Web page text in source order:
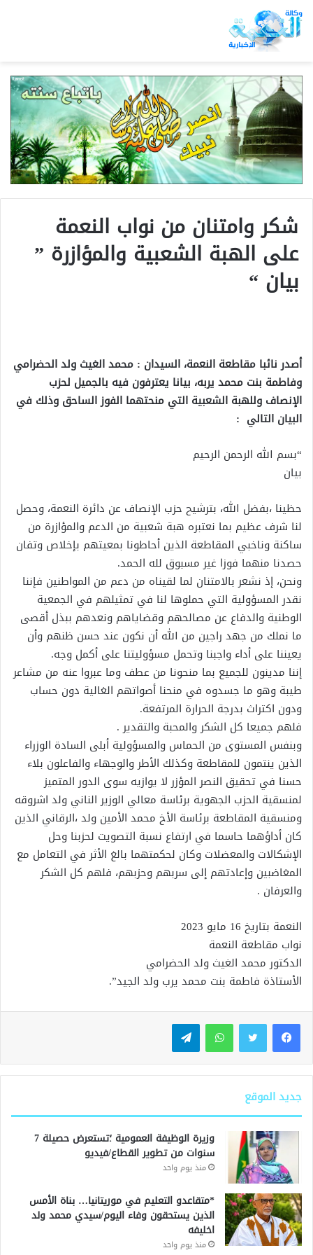
شكر وامتنان من نواب النعمة
على الهبة الشعبية والمؤازرة ”
بيان “
أصدر نائبا مقاطعة النعمة، السيدان : محمد الغيث ولد الحضرامي
وفاطمة بنت محمد يربه، بيانا يعترفون فيه بالجميل لحزب
الإنصاف وللهبة الشعبية التي منحتهما الفوز الساحق وذلك في
البيان التالي :
“بسم الله الرحمن الرحيم
بيان
حظينا ،بفضل الله، بترشيح حزب الإنصاف عن دائرة النعمة، وحصل
لنا شرف عظيم بما نعتبره هبة شعبية من الدعم والمؤازرة من
ساكنة وناخبي المقاطعة الذين أحاطونا بمعيتهم بإخلاص وتفان
حصدنا منهما فوزا غير مسبوق لله الحمد.
ونحن، إذ نشعر بالامتنان لما لقيناه من دعم من المواطنين فإننا
نقدر المسؤولية التي حملوها لنا في تمثيلهم في الجمعية
الوطنية والدفاع عن مصالحهم وقضاياهم ونعدهم ببذل أقصى
ما نملك من جهد راجين من الله أن نكون عند حسن ظنهم وأن
يعيننا على أداء واجبنا وتحمل مسؤوليتنا على أكمل وجه.
إننا مدينون للجميع بما منحونا من عطف وما عبروا عنه من مشاعر
طيبة وهو ما جسدوه في منحنا أصواتهم الغالية دون حساب
ودون اكتراث بدرجة الحرارة المرتفعة.
فلهم جميعا كل الشكر والمحبة والتقدير .
وبنفس المستوى من الحماس والمسؤولية أبلى السادة الوزراء
الذين ينتمون للمقاطعة وكذلك الأطر والوجهاء والفاعلون بلاء
حسنا في تحقيق النصر المؤزر لا يوازيه سوى الدور المتميز
لمنسقية الحزب الجهوية برئاسة معالي الوزير الناني ولد اشروقه
ومنسقية المقاطعة برئاسة الأخ محمد الأمين ولد ،الرقاني الذين
كان أداؤهما حاسما في ارتفاع نسبة التصويت لحزبنا وحل
الإشكالات والمعضلات وكان لحكمتهما بالغ الأثر في التعامل مع
المغاضبين وإعادتهم إلى سربهم وحزبهم، فلهم كل الشكر
والعرفان .
النعمة بتاريخ 16 مايو 2023
نواب مقاطعة النعمة
الدكتور محمد الغيث ولد الحضرامي
الأستاذة فاطمة بنت محمد يرب ولد الجيد”.
واتساب تيلقرام
جديد الموقع
وزيرة الوظيفة العمومية ؛تستعرض حصيلة 7
سنوات من تطوير القطاع/فيديو
منذ يوم واحد
*متقاعدو التعليم في موريتانيا… بناة الأمس
الذين يستحقون وفاء اليوم/سيدي محمد ولد
اخليفه
منذ يوم واحد